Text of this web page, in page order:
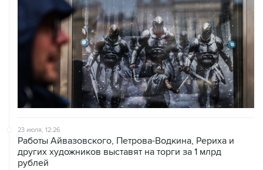
23 июля, 12:26
Работы Айвазовского, Петрова-Водкина, Рериха и
других художников выставят на торги за 1 млрд
рублей